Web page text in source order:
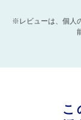
※レビューは、個人
こ